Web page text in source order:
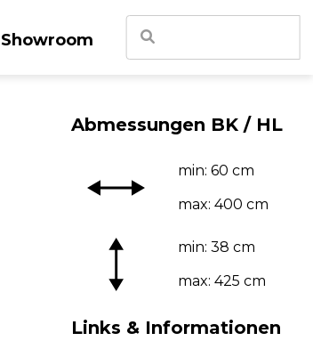
Showroom
Suchen
nach:
Abmessungen BK / HL
min: 60 cm
max: 400 cm
min: 38 cm
max: 425 cm
Links & Informationen